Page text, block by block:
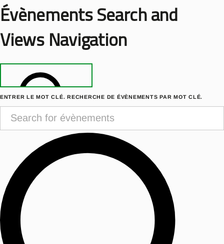
Évènements Search and
Views Navigation
RECHERCHE
ENTRER LE MOT CLÉ. RECHERCHE DE ÉVÈNEMENTS PAR MOT CLÉ.